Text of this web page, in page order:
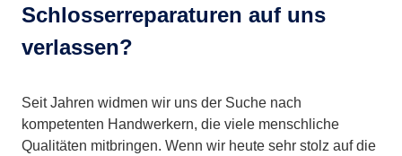
Schlosserreparaturen auf uns
verlassen?
Seit Jahren widmen wir uns der Suche nach
kompetenten Handwerkern, die viele menschliche
Qualitäten mitbringen. Wenn wir heute sehr stolz auf die